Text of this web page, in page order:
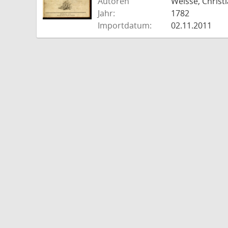
Jahr:
1782
Importdatum:
02.11.2011